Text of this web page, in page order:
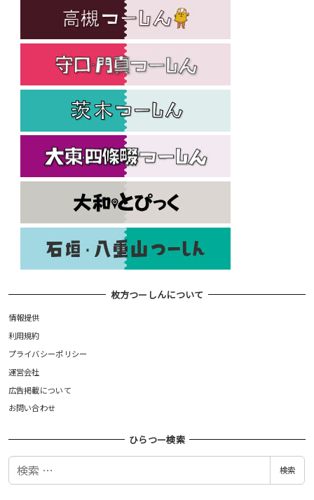
枚方つーしんについて
情報提供
利用規約
プライバシーポリシー
運営会社
広告掲載について
お問い合わせ
ひらつー検索
検
検索